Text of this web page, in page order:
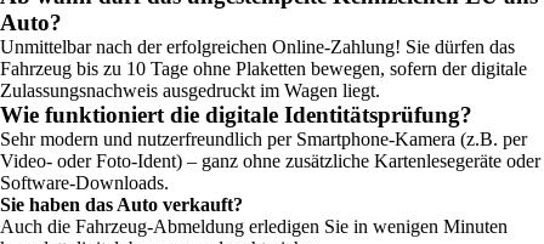
Auto?
Unmittelbar nach der erfolgreichen Online-Zahlung! Sie dürfen das
Fahrzeug bis zu 10 Tage ohne Plaketten bewegen, sofern der digitale
Zulassungsnachweis ausgedruckt im Wagen liegt.
Wie funktioniert die digitale Identitätsprüfung?
Sehr modern und nutzerfreundlich per Smartphone-Kamera (z.B. per
Video- oder Foto-Ident) – ganz ohne zusätzliche Kartenlesegeräte oder
Software-Downloads.
Sie haben das Auto verkauft?
Auch die Fahrzeug-Abmeldung erledigen Sie in wenigen Minuten